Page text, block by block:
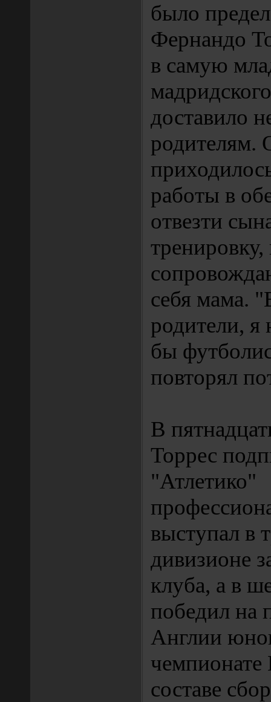
было
Фернандо
в самую
доставило
родителям.
работы в
отвезти
себя мама.
родители, я
бы
повторял
В
Торрес
"Атлетико"
выступал в
дивизионе
клуба, а в
победил на
Англии
составе